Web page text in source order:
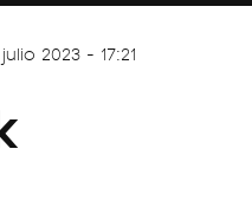
2023 - 17:21